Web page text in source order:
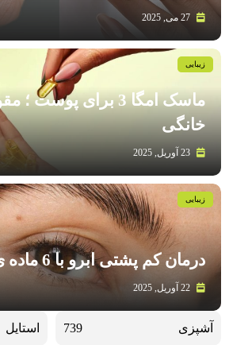
ماسک امگا 3 برای
خانگی
زیبایی
درمان کم پشتی ابرو با 6 ماده ی خانگی ساده
زیبایی
آشپزی 739 استایل